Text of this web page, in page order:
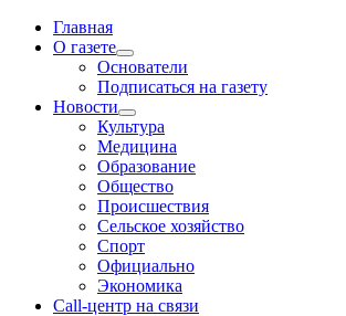
Главная
О газете
Основатели
Подписаться на газету
Новости
Культура
Медицина
Образование
Общество
Происшествия
Сельское хозяйство
Спорт
Официально
Экономика
Call-центр на связи